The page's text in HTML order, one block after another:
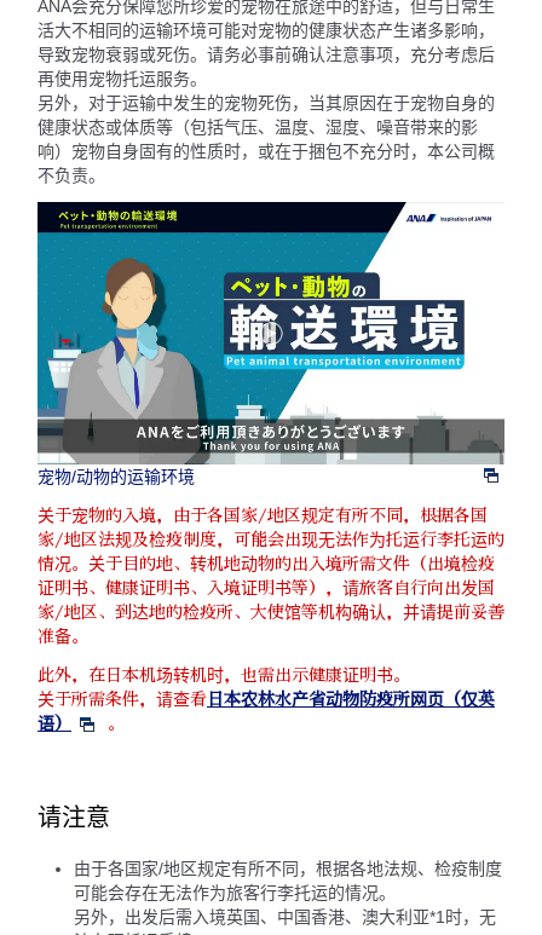
ANA会充分保障您所珍爱的宠物在旅途中的舒适，但与日常生
活大不相同的运输环境可能对宠物的健康状态产生诸多影响，
导致宠物衰弱或死伤。请务必事前确认注意事项，充分考虑后
再使用宠物托运服务。
另外，对于运输中发生的宠物死伤，当其原因在于宠物自身的
健康状态或体质等（包括气压、温度、湿度、噪音带来的影
响）宠物自身固有的性质时，或在于捆包不充分时，本公司概
不负责。
宠物/动物的运输环境
关于宠物的入境，由于各国家/地区规定有所不同，根据各国
家/地区法规及检疫制度，可能会出现无法作为托运行李托运的
情况。关于目的地、转机地动物的出入境所需文件（出境检疫
证明书、健康证明书、入境证明书等），请旅客自行向出发国
家/地区、到达地的检疫所、大使馆等机构确认，并请提前妥善
准备。
此外，在日本机场转机时，也需出示健康证明书。
关于所需条件，请查看 日本农林水产省动物防疫所网页（仅英
语）
。
请注意
由于各国家/地区规定有所不同，根据各地法规、检疫制度
可能会存在无法作为旅客行李托运的情况。
另外，出发后需入境英国、中国香港、澳大利亚*1时，无